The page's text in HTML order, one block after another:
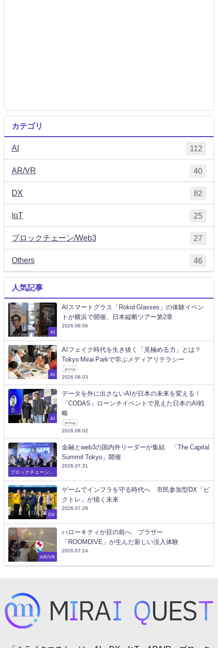
カテゴリ
AI 112
AR/VR 40
DX 82
IoT 25
Others 46
ブロックチェーン/Web3 27
人気記事
AI
AIスマートグラス「Rokid Glasses」の体験イベン
トが横浜で開催、日本縦断ツアー第2章
2026.08.06
AI
AIフェイク時代を生き抜く「見極める力」とは？
Tokyo Mirai Parkで学ぶメディアリテラシー
pickup
2026.08.03
AI
データを外に出さないAIが日本の未来を変える！
「CODAS」ローンチイベントで見えた日本のAI戦
略
pickup
2026.08.02
ブロックチェーン/W
eb3
金融とweb3の国内外リーダーが集結 「The Capital
Summit Tokyo」開催
2026.07.31
DX
ゲームでインフラを守る時代へ 市民参加型DX「ピ
クトレ」が描く未来
2026.07.28
AR/VR
ハローキティが目の前へ ブラザー
「ROOMDIVE」が生んだ新しい没入体験
2026.07.24